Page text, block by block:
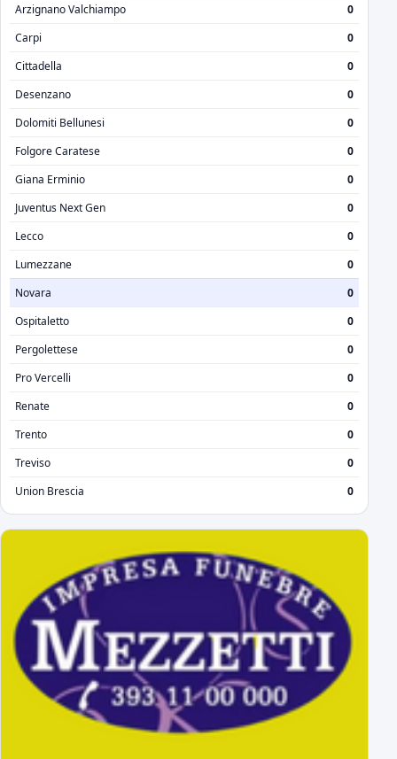
Arzignano Valchiampo
0
Carpi
0
Cittadella
0
Desenzano
0
Dolomiti Bellunesi
0
Folgore Caratese
0
Giana Erminio
0
Juventus Next Gen
0
Lecco
0
Lumezzane
0
Novara
0
Ospitaletto
0
Pergolettese
0
Pro Vercelli
0
Renate
0
Trento
0
Treviso
0
Union Brescia
0